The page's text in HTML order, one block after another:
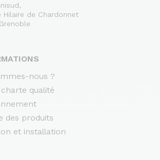
Hilaire de Chardonnet
nous ?
qualité
des produits
et installation